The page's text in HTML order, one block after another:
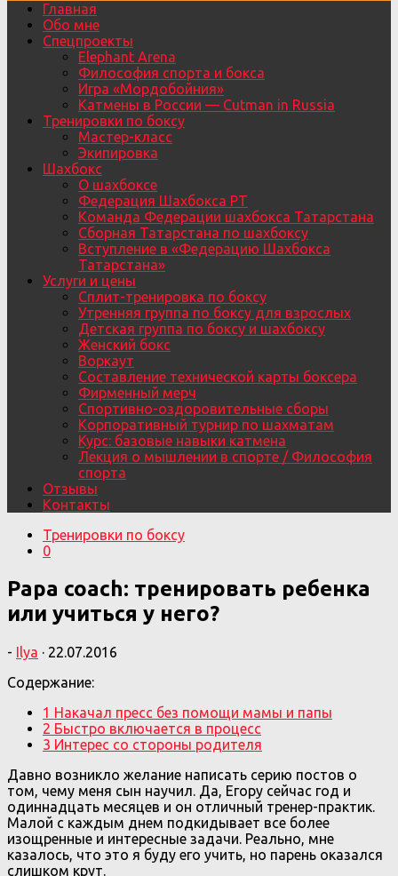
Главная
Обо мне
Спецпроекты
Elephant Arena
Философия спорта и бокса
Игра «Мордобойния»
Катмены в России — Cutman in Russia
Тренировки по боксу
Мастер-класс
Экипировка
Шахбокс
О шахбоксе
Федерация Шахбокса РТ
Команда Федерации шахбокса Татарстана
Сборная Татарстана по шахбоксу
Вступление в «Федерацию Шахбокса
Татарстана»
Услуги и цены
Сплит-тренировка по боксу
Утренняя группа по боксу для взрослых
Детская группа по боксу и шахбоксу
Женский бокс
Воркаут
Составление технической карты боксера
Фирменный мерч
Спортивно-оздоровительные сборы
Корпоративный турнир по шахматам
Курс: базовые навыки катмена
Лекция о мышлении в спорте / Философия
спорта
Отзывы
Контакты
Тренировки по боксу
0
Papa coach: тренировать ребенка
или учиться у него?
- Ilya · 22.07.2016
Содержание:
1 Накачал пресс без помощи мамы и папы
2 Быстро включается в процесс
3 Интерес со стороны родителя
Давно возникло желание написать серию постов о
том, чему меня сын научил. Да, Егору сейчас год и
одиннадцать месяцев и он отличный тренер-практик.
Малой с каждым днем подкидывает все более
изощренные и интересные задачи. Реально, мне
казалось, что это я буду его учить, но парень оказался
слишком крут.